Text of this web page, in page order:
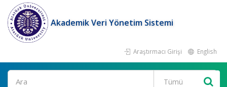
Akademik Veri Yönetim Sistemi
Araştırmacı Girişi English
Ara